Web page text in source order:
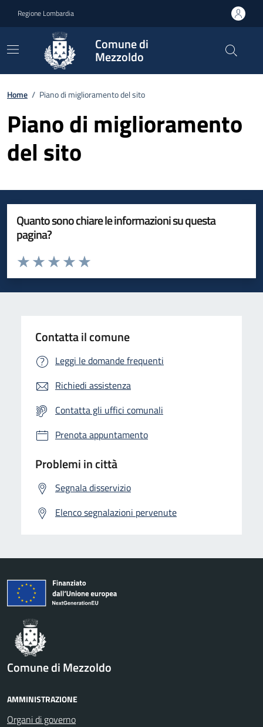
Regione Lombardia
Comune di
Mezzoldo
Home / Piano di miglioramento del sito
Piano di miglioramento
del sito
Quanto sono chiare le informazioni su questa
pagina?
Valuta da 1 a 5 stelle la pagina
Valuta 5 stelle su 5
Valuta 4 stelle su 5
Valuta 3 stelle su 5
Valuta 2 stelle su 5
Valuta 1 stelle su 5
Contatta il comune
Leggi le domande frequenti
Richiedi assistenza
Contatta gli uffici comunali
Prenota appuntamento
Problemi in città
Segnala disservizio
Elenco segnalazioni pervenute
Comune di Mezzoldo
AMMINISTRAZIONE
Organi di governo